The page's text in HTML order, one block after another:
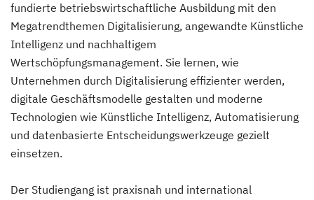
fundierte betriebswirtschaftliche Ausbildung mit den
Megatrendthemen Digitalisierung, angewandte Künstliche
Intelligenz und nachhaltigem
Wertschöpfungsmanagement. Sie lernen, wie
Unternehmen durch Digitalisierung effizienter werden,
digitale Geschäftsmodelle gestalten und moderne
Technologien wie Künstliche Intelligenz, Automatisierung
und datenbasierte Entscheidungswerkzeuge gezielt
einsetzen.
Der Studiengang ist praxisnah und international